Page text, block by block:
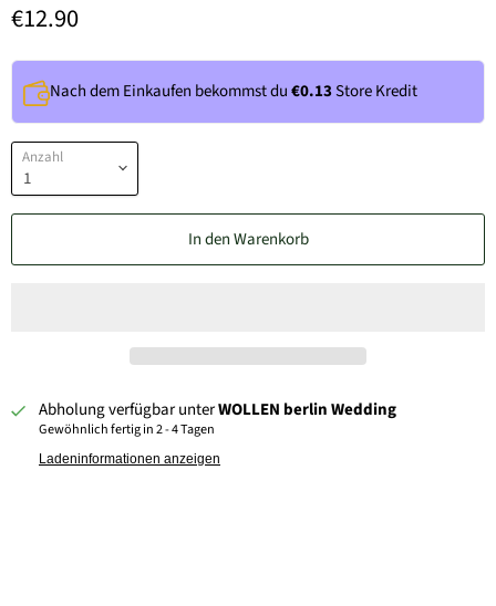
€12.90
Nach dem Einkaufen bekommst du€0.13Store Kredit
Anzahl
In den Warenkorb
Abholung verfügbar unterWOLLEN berlin Wedding
Gewöhnlich fertig in 2 - 4 Tagen
Ladeninformationen anzeigen